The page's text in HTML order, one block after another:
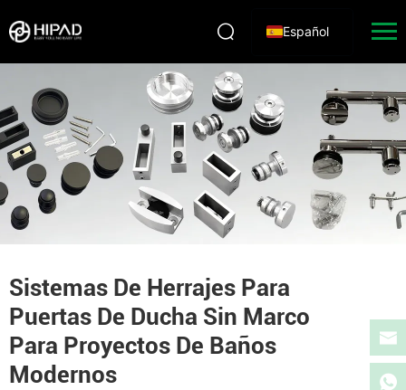
Español
Sistemas De Herrajes Para
Puertas De Ducha Sin Marco
Para Proyectos De Baños
Modernos